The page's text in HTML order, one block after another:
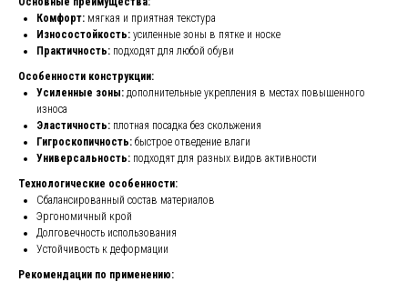
Комфорт: мягкая и приятная текстура
Износостойкость: усиленные зоны в пятке и носке
Практичность: подходят для любой обуви
Особенности конструкции:
Усиленные зоны: дополнительные укрепления в местах повышенного
износа
Эластичность: плотная посадка без скольжения
Гигроскопичность: быстрое отведение влаги
Универсальность: подходят для разных видов активности
Технологические особенности:
Сбалансированный состав материалов
Эргономичный крой
Долговечность использования
Устойчивость к деформации
Рекомендации по применению: